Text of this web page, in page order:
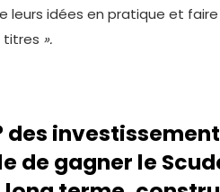
idées en pratique et faire
titres ».
des
de gagner le